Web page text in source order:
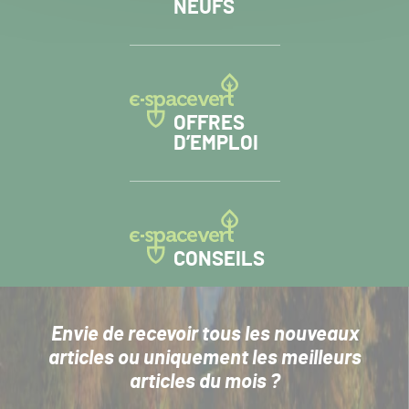
NEUFS
OFFRES
D’EMPLOI
CONSEILS
Envie de recevoir tous les nouveaux
articlesou uniquement les meilleurs
articles du mois ?